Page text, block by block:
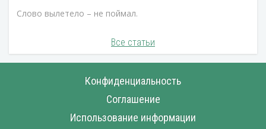
Слово вылетело – не поймал.
Все статьи
Конфиденциальность
Соглашение
Использование информации